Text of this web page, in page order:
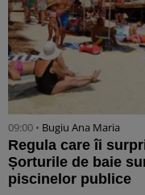
09:00 • Bugiu ⁠Ana Maria
Regula care îi
Șorturile de baie
piscinelor publice